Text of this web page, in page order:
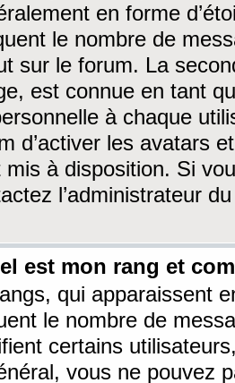
en forme
le nombre de
sur le forum. La
est connue en tant
à chaque
d’activer les avatars
mis à disposition. Si
l’administrateur
est mon rang et
qui apparaissent
le nombre de
certains
vous ne pouvez